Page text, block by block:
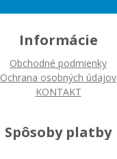
Informácie
Obchodné podmienky
Ochrana osobných údajov
KONTAKT
Spôsoby platby